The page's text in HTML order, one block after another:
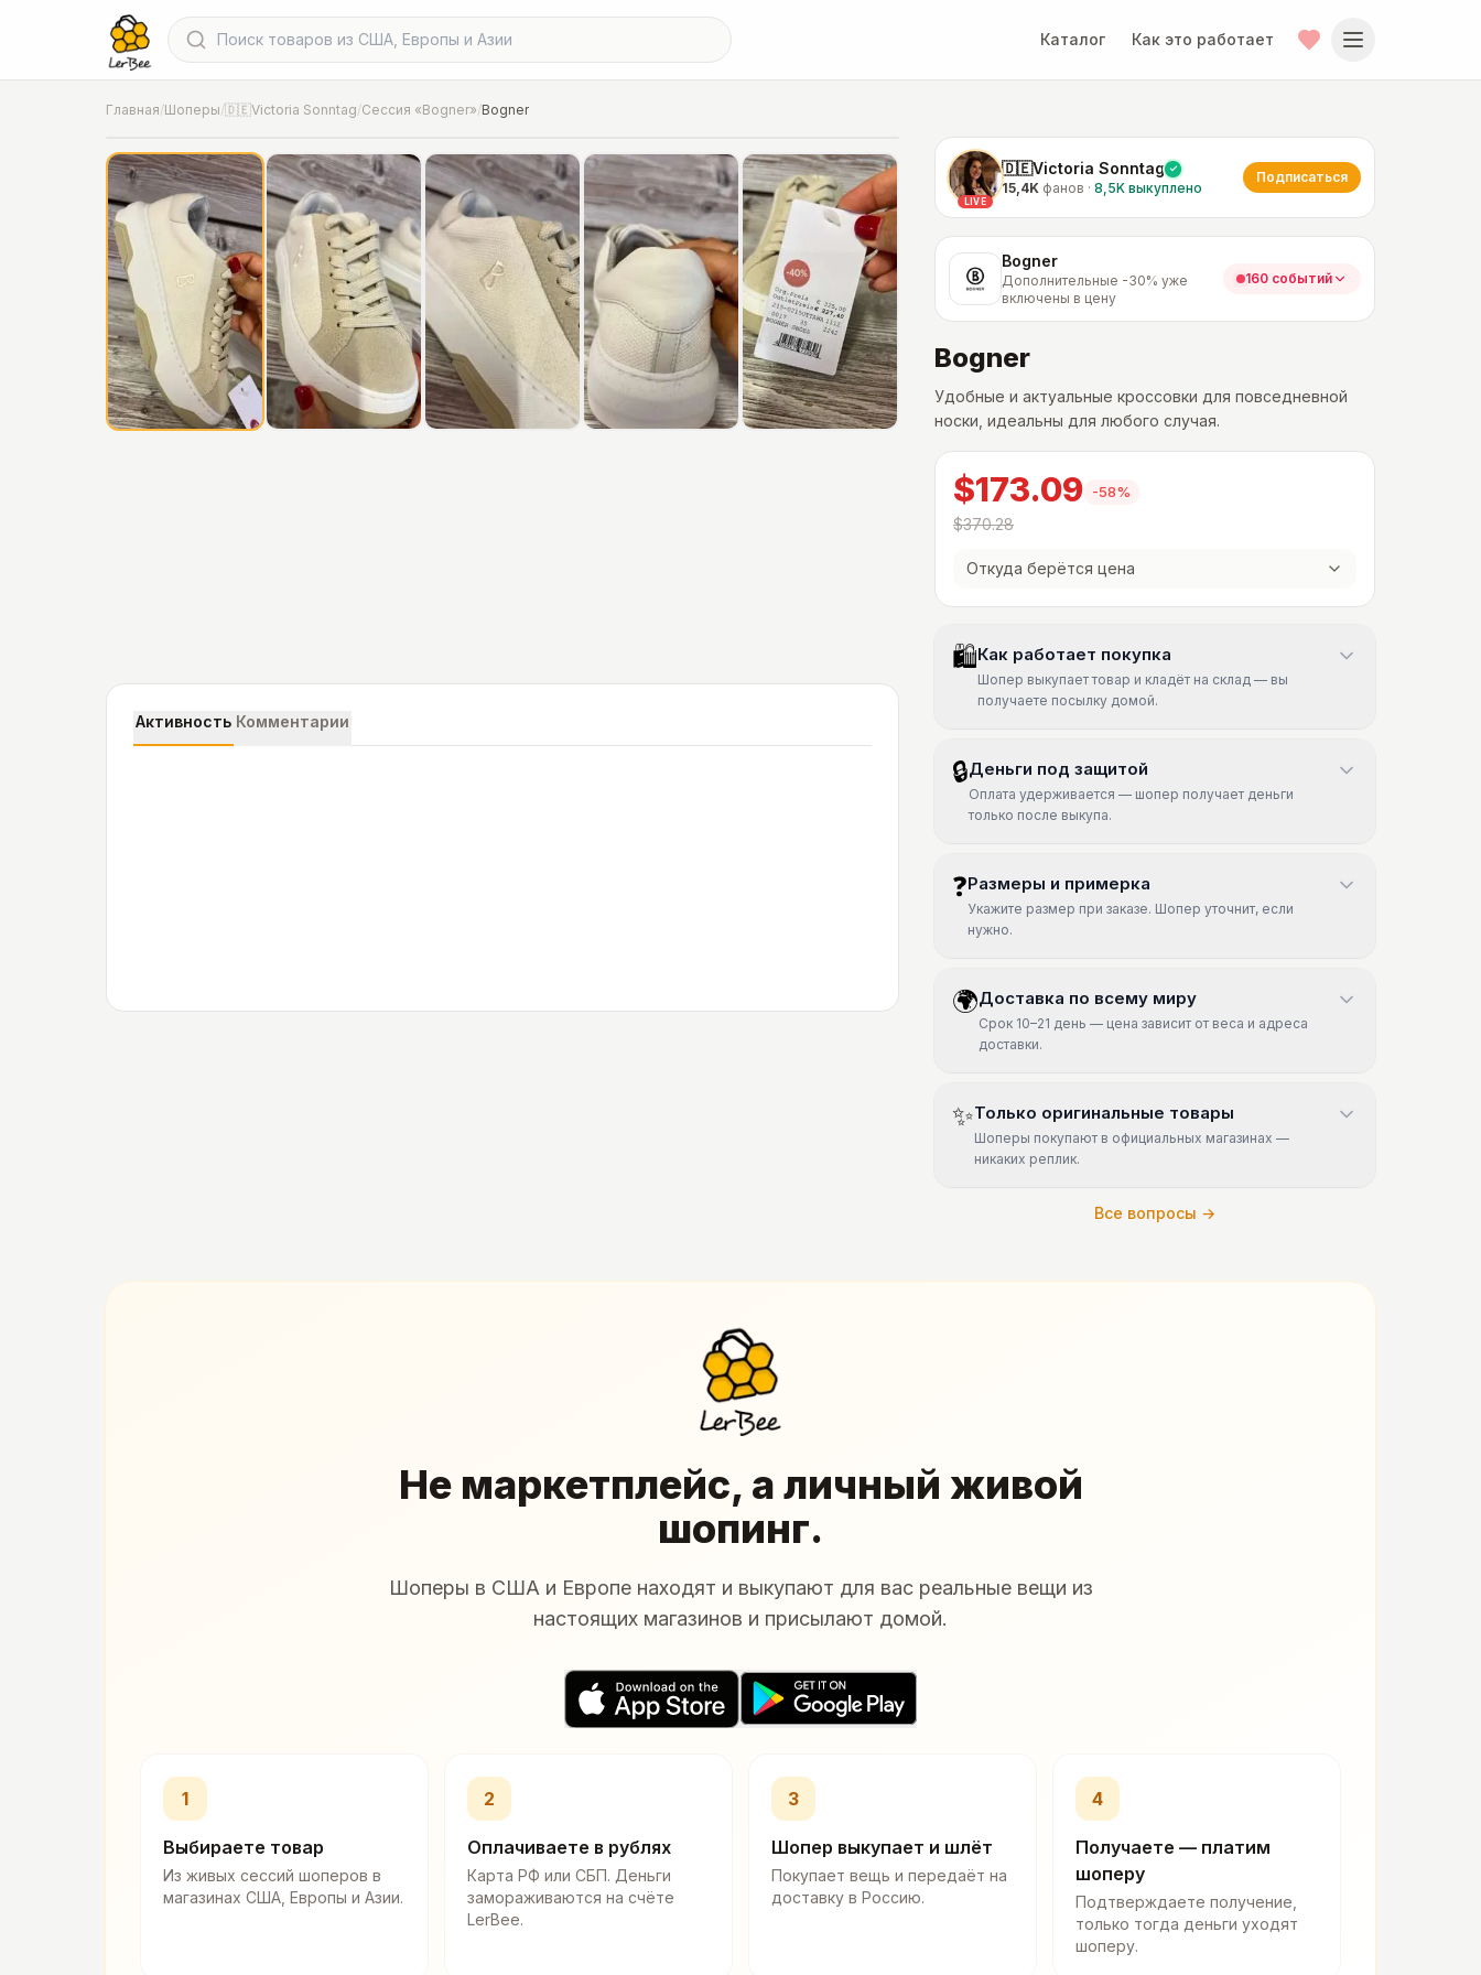
Каталог Как это работает
Главная/Шоперы/🇩🇪Victoria Sonntag/Сессия «Bogner»/Bogner
📍Фото от шопера·Дополнительные -30% уже включены в цену
LIVE
🇩🇪Victoria Sonntag
15,4K фанов · 8,5K выкуплено
Подписаться
Bogner
Дополнительные -30% уже
включены в цену
160 событий
Bogner
Удобные и актуальные кроссовки для повседневной
носки, идеальны для любого случая.
$173.09 -58%
$370.28
Откуда берётся цена
🛍Как работает покупка
Шопер выкупает товар и кладёт на склад — вы
получаете посылку домой.
🔒Деньги под защитой
Оплата удерживается — шопер получает деньги
только после выкупа.
❓Размеры и примерка
Укажите размер при заказе. Шопер уточнит, если
нужно.
🌍Доставка по всему миру
Срок 10–21 день — цена зависит от веса и адреса
доставки.
✨Только оригинальные товары
Шоперы покупают в официальных магазинах —
никаких реплик.
Все вопросы →
Активность Комментарии
Не маркетплейс, а личный живой
шопинг.
Шоперы в США и Европе находят и выкупают для вас реальные вещи из
настоящих магазинов и присылают домой.
1
Выбираете товар
Из живых сессий шоперов в
магазинах США, Европы и Азии.
2
Оплачиваете в рублях
Карта РФ или СБП. Деньги
замораживаются на счёте
LerBee.
3
Шопер выкупает и шлёт
Покупает вещь и передаёт на
доставку в Россию.
4
Получаете — платим
шоперу
Подтверждаете получение,
только тогда деньги уходят
шоперу.